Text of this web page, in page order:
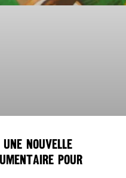
une nouvelle
pour